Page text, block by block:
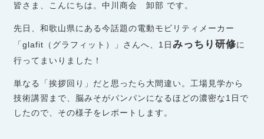
皆さま、こんにちは。中川商会 卸部 です。
先日、和歌山県にある今話題の電動モビリティメーカー
「glafit（グラフィット）」さんへ、1日みっちり研修に
行ってまいりました！
単なる「挨拶回り」だと思ったら大間違い。工場見学から
技術講習まで、脳みそがパンパンになるほどの濃密な1日で
したので、その様子をレポートします。